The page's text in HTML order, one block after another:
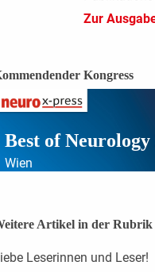
Zur
Kongress
Best of Neurology
Wien
Artikel in der
Leserinnen und Leser!